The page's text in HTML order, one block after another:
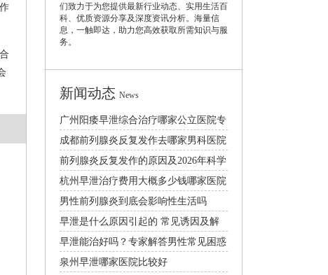
们致力于为您提供最新行业动态、实用生活百
科、优质资源分享及深度资讯分析。海量信
息，一触即达，助力您高效获取所需知识与服
务。
新闻动态 News
广州阳痿早泄综合治疗哪家公立医院专
家口碑好
成都前列腺炎反复发作去哪家男科医院
治疗效果好
前列腺炎反复发作的原因及2026年科学
治疗方法详解
杭州早泄治疗费用大概多少钱哪家医院
比较好
男性前列腺炎到底会影响性生活吗
早泄是什么原因引起的 常见诱因及解
决方法
早泄能治好吗？专家解答男性常见困惑
泉州早泄哪家医院比较好